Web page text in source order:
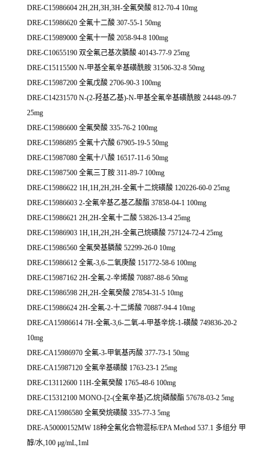
DRE-C15986604 2H,2H,3H,3H-全氟癸酸 812-70-4 10mg
DRE-C15986620 全氟十二酸 307-55-1 50mg
DRE-C15989000 全氟十一酸 2058-94-8 100mg
DRE-C10655190 双全氟己基次膦酸 40143-77-9 25mg
DRE-C15115500 N-甲基全氟辛基磺酰胺 31506-32-8 50mg
DRE-C15987200 全氟戊酸 2706-90-3 100mg
DRE-C14231570 N-(2-羟基乙基)-N-甲基全氟辛基磺酰胺 24448-09-7
25mg
DRE-C15986600 全氟癸酸 335-76-2 100mg
DRE-C15986895 全氟十六酸 67905-19-5 50mg
DRE-C15987080 全氟十八酸 16517-11-6 50mg
DRE-C15987500 全氟三丁胺 311-89-7 100mg
DRE-C15986622 1H,1H,2H,2H-全氟十二烷磺酸 120226-60-0 25mg
DRE-C15986603 2-全氟辛基乙基乙酸酯 37858-04-1 100mg
DRE-C15986621 2H,2H-全氟十二酸 53826-13-4 25mg
DRE-C15986903 1H,1H,2H,2H-全氟己烷磺酸 757124-72-4 25mg
DRE-C15986560 全氟癸基膦酸 52299-26-0 10mg
DRE-C15986612 全氟-3,6-二氧庚酸 151772-58-6 100mg
DRE-C15987162 2H-全氟-2-辛烯酸 70887-88-6 50mg
DRE-C15986598 2H,2H-全氟癸酸 27854-31-5 10mg
DRE-C15986624 2H-全氟-2-十二烯酸 70887-94-4 10mg
DRE-CA15986614 7H-全氟-3,6-二氧-4-甲基辛烷-1-磺酸 749836-20-2
10mg
DRE-CA15986970 全氟-3-甲氧基丙酸 377-73-1 50mg
DRE-CA15987120 全氟辛基磺酸 1763-23-1 25mg
DRE-C13112600 11H-全氟癸酸 1765-48-6 100mg
DRE-C15312100 MONO-[2-(全氟辛基)乙烷]磷酸酯 57678-03-2 5mg
DRE-CA15986580 全氟癸烷磺酸 335-77-3 5mg
DRE-A50000152MW 18种全氟化合物混标/EPA Method 537.1 多组分 甲
醇/水,100 μg/mL,1ml